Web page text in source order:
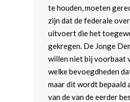
te houden, moeten
zijn dat de federale
uitvoert die het
gekregen. De Jonge
willen niet bij voorbaat
welke bevoegdheden
maar dit wordt bepaald
van de van de eerder